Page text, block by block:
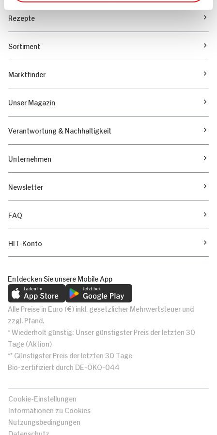
Rezepte
Sortiment
Marktfinder
Unser Magazin
Verantwortung & Nachhaltigkeit
Unternehmen
Newsletter
FAQ
HIT-Konto
Entdecken Sie unsere Mobile App
Alle Preise in Euro (€) inkl. gesetzlicher Mehrwertsteuer und
zzgl. Pfand.
* Wiederholt günstig: Unser günstigster Preis der letzten 30
Tage (Aktion)
** Günstigster Preis der letzten 30 Tage
Bio-zertifiziert durch DE-ÖKO-044
Cookie-Einstellungen
Informationen zu Cookies
Nutzungsbedingungen
Datenschutz